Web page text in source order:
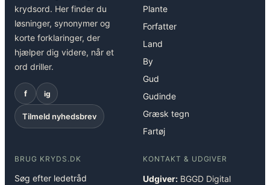
krydsord. Her finder du
løsninger, synonymer og
korte forklaringer, der
hjælper dig videre, når et
ord driller.
f ig
Tilmeld nyhedsbrev
Plante
Forfatter
Land
By
Gud
Gudinde
Græsk tegn
Fartøj
BRUG KRYDS.DK
Søg efter ledetråd
KONTAKT & UDGIVER
Udgiver: BGGD Digital